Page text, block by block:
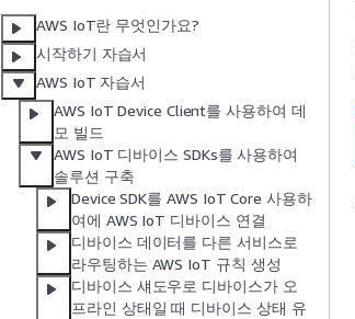
AWS IoT란 무엇인가요?
시작하기 자습서
AWS IoT 자습서
AWS IoT Device Client를 사용하여 데
모 빌드
AWS IoT 디바이스 SDKs를 사용하여
솔루션 구축
Device SDK를 AWS IoT Core 사용하
여에 AWS IoT 디바이스 연결
디바이스 데이터를 다른 서비스로
라우팅하는 AWS IoT 규칙 생성
디바이스 섀도우로 디바이스가 오
프라인 상태일 때 디바이스 상태 유